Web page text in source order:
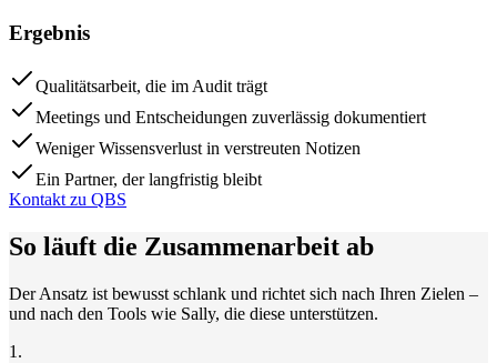
Ergebnis
Qualitätsarbeit, die im Audit trägt
Meetings und Entscheidungen zuverlässig dokumentiert
Weniger Wissensverlust in verstreuten Notizen
Ein Partner, der langfristig bleibt
Kontakt zu QBS
So läuft die Zusammenarbeit ab
Der Ansatz ist bewusst schlank und richtet sich nach Ihren Zielen –
und nach den Tools wie Sally, die diese unterstützen.
1 .